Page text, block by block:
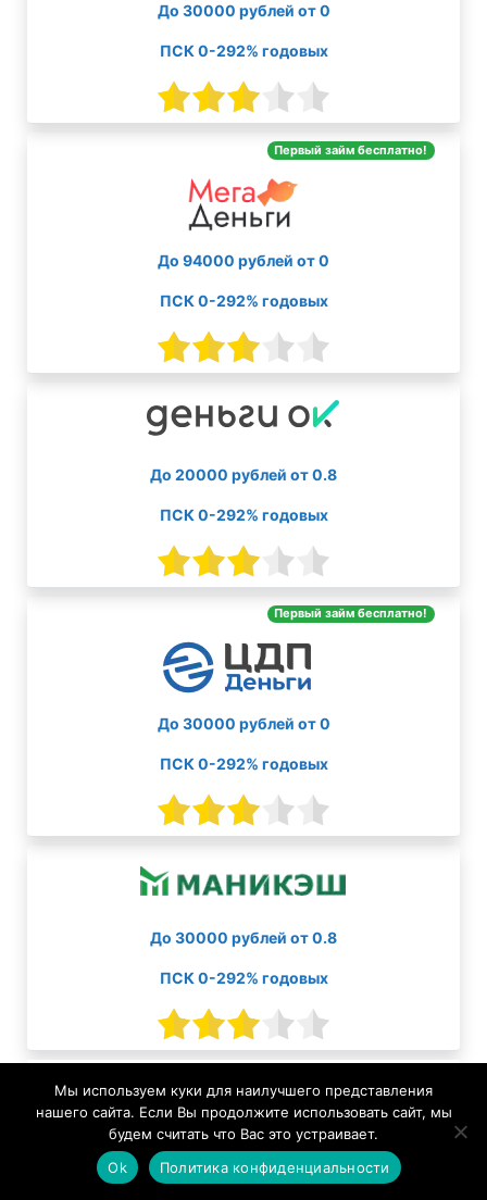
До 30000 рублей от 0
ПСК 0-292% годовых
Первый займ бесплатно!
До 94000 рублей от 0
ПСК 0-292% годовых
До 20000 рублей от 0.8
ПСК 0-292% годовых
Первый займ бесплатно!
До 30000 рублей от 0
ПСК 0-292% годовых
До 30000 рублей от 0.8
ПСК 0-292% годовых
На банковский счет
На карту
Мы используем куки для наилучшего представления
нашего сайта. Если Вы продолжите использовать сайт, мы
будем считать что Вас это устраивает.
Ok
Политика конфиденциальности